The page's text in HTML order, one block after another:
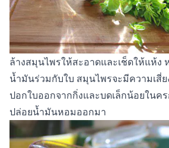
ล้างสมุนไพรให้สะอาดและเช็ดให้แห้ง
น้ำมันร่วมกับใบ สมุนไพรจะมีความเสี่ย
ปอกใบออกจากกิ่งและบดเล็กน้อยในค
ปล่อยน้ำมันหอมออกมา